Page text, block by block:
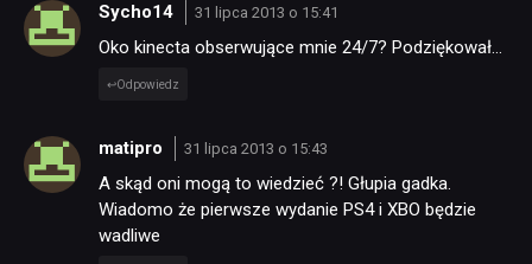
Sycho14 31 lipca 2013 o 15:41
Oko kinecta obserwujące mnie 24/7? Podziękował…
Odpowiedz
matipro 31 lipca 2013 o 15:43
A skąd oni mogą to wiedzieć ?! Głupia gadka.
Wiadomo że pierwsze wydanie PS4 i XBO będzie
wadliwe